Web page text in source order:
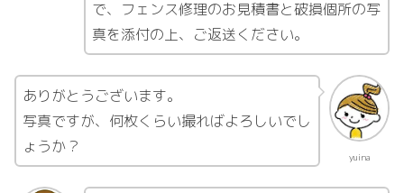
で、フェンス修理のお見積書と破損個所の写
真を添付の上、ご返送ください。
yuina
ありがとうございます。
写真ですが、何枚くらい撮ればよろしいでし
ょうか？